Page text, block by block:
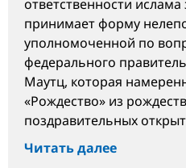
ответственности ислама
принимает форму
уполномоченной по
федерального
Маутц, которая
«Рождество» из
поздравительных
Читать далее